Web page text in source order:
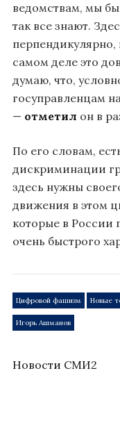
ведомствам, мы
так все знают.
перпендикулярно,
самом деле это
думаю, что,
госуправленцам
— отметил он в
По его словам,
дискриминации
здесь нужны
движения в этом
которые в России
очень быстрого
Цифровой фашизм Новые
Игорь Ашманов
Новости СМИ2